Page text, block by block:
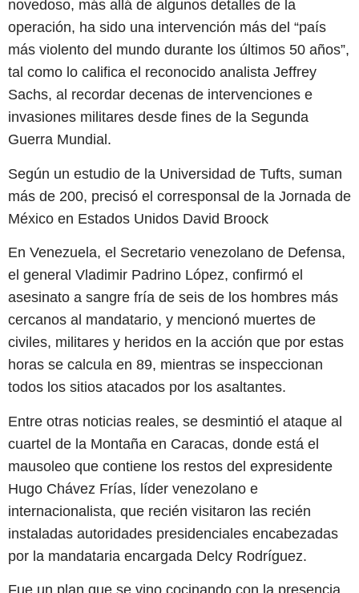
novedoso, más allá de algunos detalles de la
operación, ha sido una intervención más del “país
más violento del mundo durante los últimos 50 años”,
tal como lo califica el reconocido analista Jeffrey
Sachs, al recordar decenas de intervenciones e
invasiones militares desde fines de la Segunda
Guerra Mundial.
Según un estudio de la Universidad de Tufts, suman
más de 200, precisó el corresponsal de la Jornada de
México en Estados Unidos David Broock
En Venezuela, el Secretario venezolano de Defensa,
el general Vladimir Padrino López, confirmó el
asesinato a sangre fría de seis de los hombres más
cercanos al mandatario, y mencionó muertes de
civiles, militares y heridos en la acción que por estas
horas se calcula en 89, mientras se inspeccionan
todos los sitios atacados por los asaltantes.
Entre otras noticias reales, se desmintió el ataque al
cuartel de la Montaña en Caracas, donde está el
mausoleo que contiene los restos del expresidente
Hugo Chávez Frías, líder venezolano e
internacionalista, que recién visitaron las recién
instaladas autoridades presidenciales encabezadas
por la mandataria encargada Delcy Rodríguez.
Fue un plan que se vino cocinando con la presencia